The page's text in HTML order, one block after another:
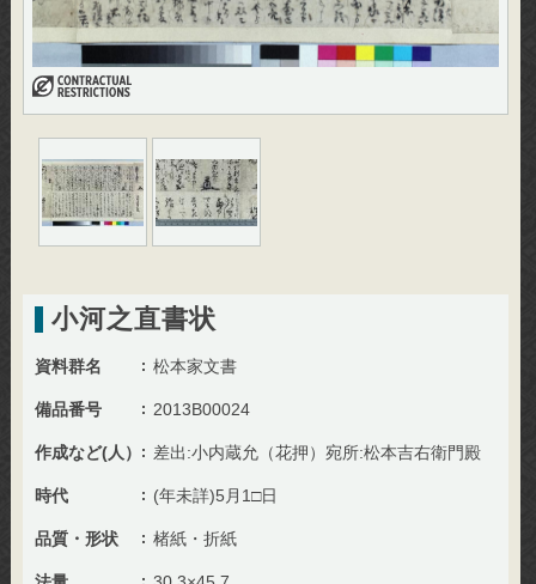
小河之直書状
資料群名 松本家文書
備品番号 2013B00024
作成など(人） 差出:小内蔵允（花押）宛所:松本吉右衛門殿
時代 (年未詳)5月1□日
品質・形状 楮紙・折紙